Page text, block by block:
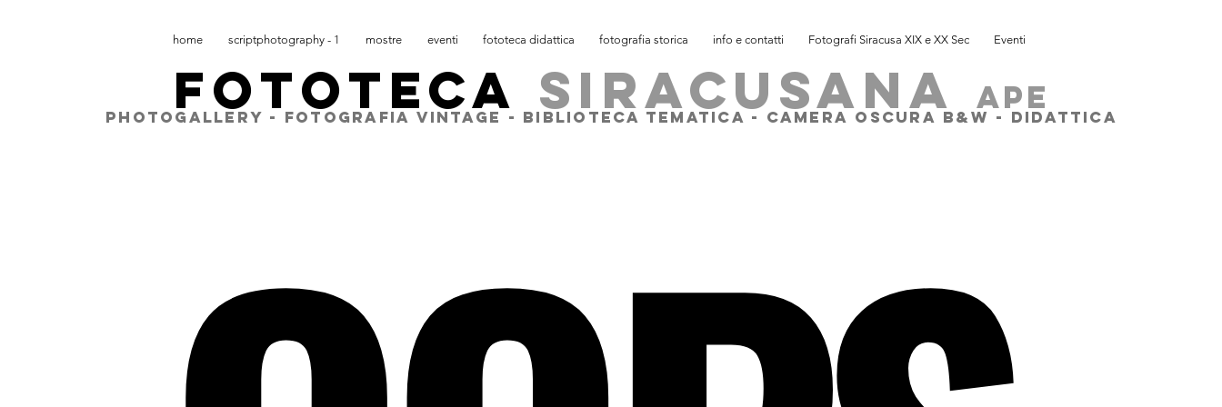
home scriptphotography - 1 mostre eventi fototeca didattica fotografia storica info e contatti Fotografi Siracusa XIX e XX Sec Eventi
FOTOTECA SIRACUSANAape
PHOTOGALLERY - FOTOGRAFIA VINTAGE - BIBLIOTECA TEMATICA - CAMERA OSCURA B&W - DIDATTICA